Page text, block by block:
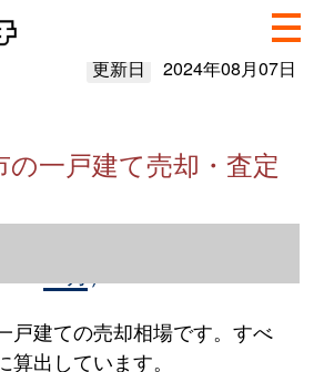
更新日 2024年08月07日
の一戸建て売却・査定
戸建て売却情報（2023年1
戸建ての売却相場です。すべ
出しています。